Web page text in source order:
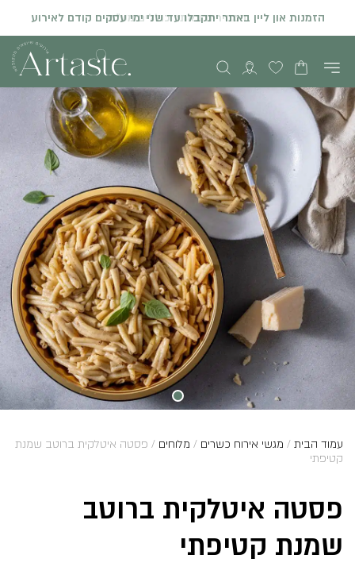
הזמנות און ליין באתר יתקבלו עד שני ימי עסקים קודם לאירוע
המחירים באתר כוללים מע"מ
עמוד הבית / מגשי אירוח כשרים / מלוחים / פסטה איטלקית ברוטב שמנת
קטיפתי
פסטה איטלקית ברוטב
שמנת קטיפתי